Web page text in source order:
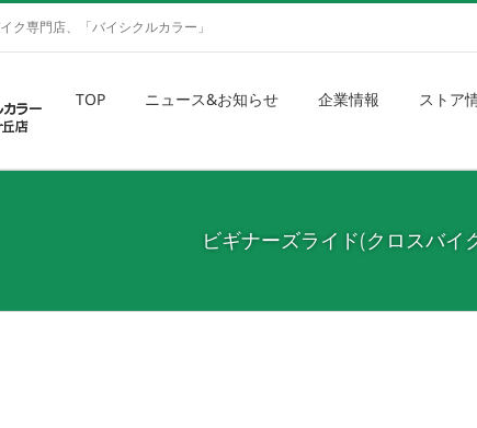
ク専門店、「バイシクルカラー」
TOP ニュース&お知らせ 企業情報 ストア
ビギナーズライド(クロスバ